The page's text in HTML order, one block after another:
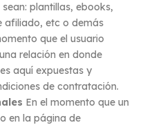
plantillas, ebooks,
afiliado, etc o demás
que el usuario
relación en donde
aquí expuestas y
de contratación.
En el momento que un
en la página de